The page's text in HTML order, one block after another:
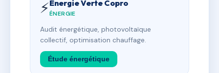
⚡Énergie Verte Copro
ÉNERGIE
Audit énergétique, photovoltaïque
collectif, optimisation chauffage.
Étude énergétique